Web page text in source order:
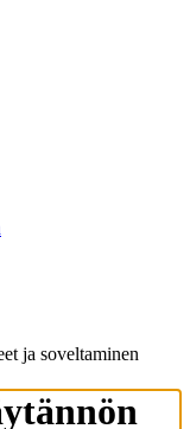
ja soveltaminen